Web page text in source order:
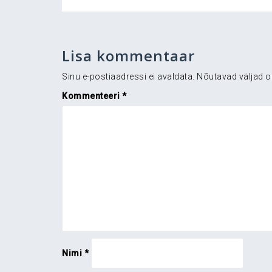
Lisa kommentaar
Sinu e-postiaadressi ei avaldata. Nõutavad väljad
Kommenteeri *
Nimi *